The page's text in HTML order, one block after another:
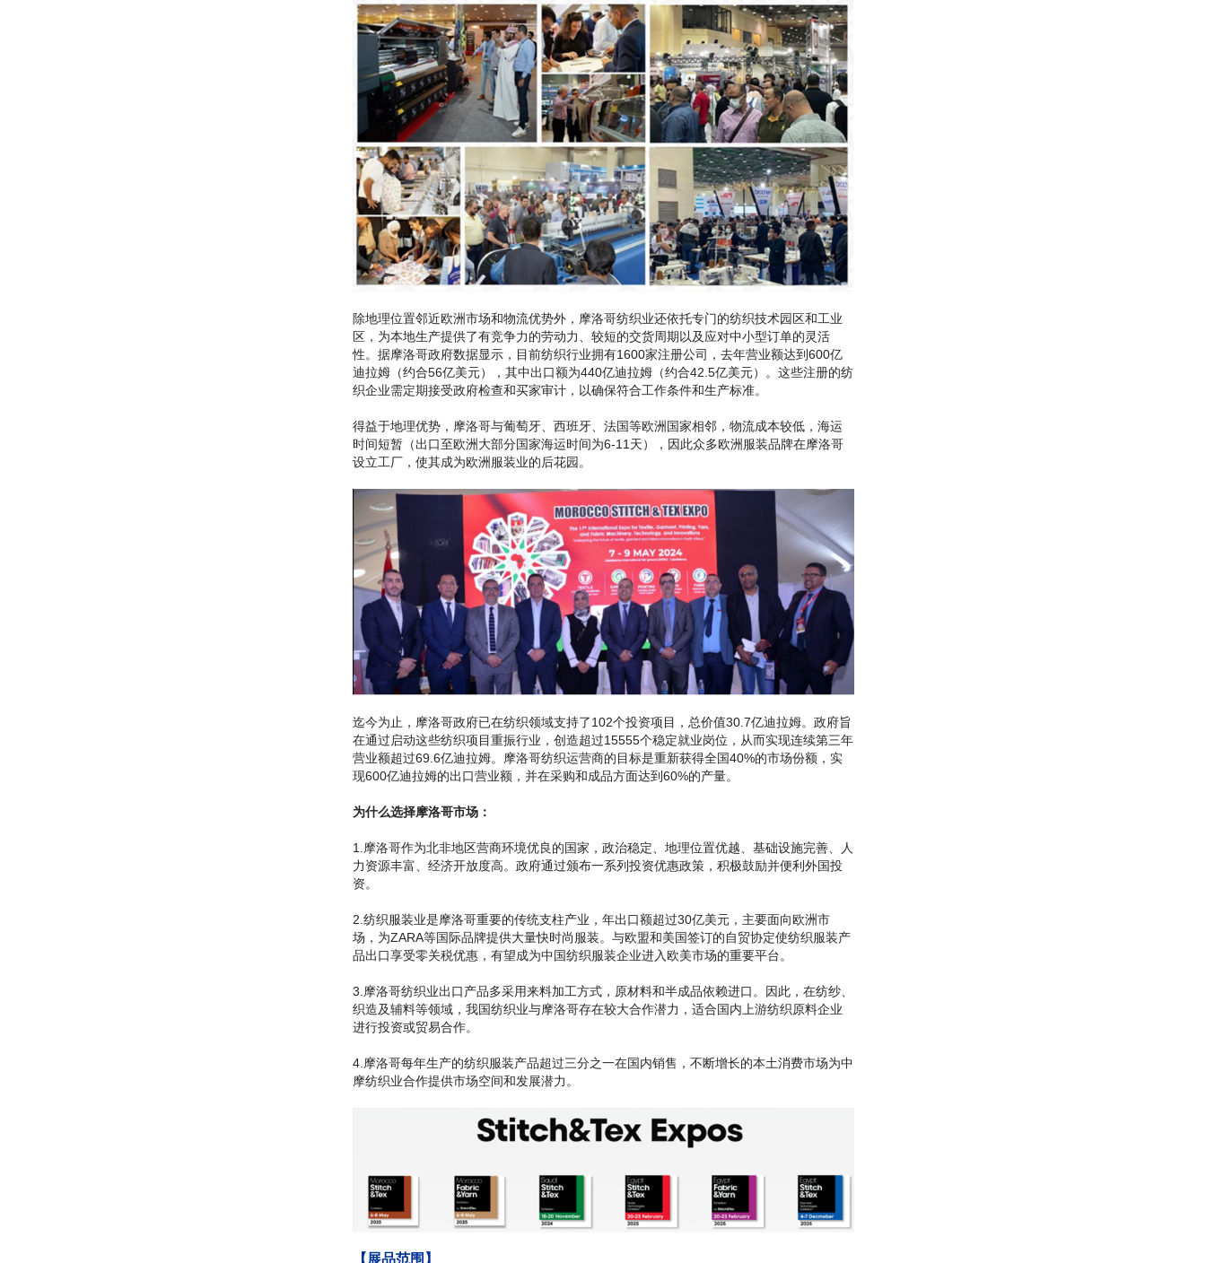
除地理位置邻近欧洲市场和物流优势外，摩洛哥纺织业还依托专门的纺织技术园区和工业
区，为本地生产提供了有竞争力的劳动力、较短的交货周期以及应对中小型订单的灵活
性。据摩洛哥政府数据显示，目前纺织行业拥有1600家注册公司，去年营业额达到600亿
迪拉姆（约合56亿美元），其中出口额为440亿迪拉姆（约合42.5亿美元）。这些注册的纺
织企业需定期接受政府检查和买家审计，以确保符合工作条件和生产标准。
得益于地理优势，摩洛哥与葡萄牙、西班牙、法国等欧洲国家相邻，物流成本较低，海运
时间短暂（出口至欧洲大部分国家海运时间为6-11天），因此众多欧洲服装品牌在摩洛哥
设立工厂，使其成为欧洲服装业的后花园。
迄今为止，摩洛哥政府已在纺织领域支持了102个投资项目，总价值30.7亿迪拉姆。政府旨
在通过启动这些纺织项目重振行业，创造超过15555个稳定就业岗位，从而实现连续第三年
营业额超过69.6亿迪拉姆。摩洛哥纺织运营商的目标是重新获得全国40%的市场份额，实
现600亿迪拉姆的出口营业额，并在采购和成品方面达到60%的产量。
为什么选择摩洛哥市场：
1.摩洛哥作为北非地区营商环境优良的国家，政治稳定、地理位置优越、基础设施完善、人
力资源丰富、经济开放度高。政府通过颁布一系列投资优惠政策，积极鼓励并便利外国投
资。
2.纺织服装业是摩洛哥重要的传统支柱产业，年出口额超过30亿美元，主要面向欧洲市
场，为ZARA等国际品牌提供大量快时尚服装。与欧盟和美国签订的自贸协定使纺织服装产
品出口享受零关税优惠，有望成为中国纺织服装企业进入欧美市场的重要平台。
3.摩洛哥纺织业出口产品多采用来料加工方式，原材料和半成品依赖进口。因此，在纺纱、
织造及辅料等领域，我国纺织业与摩洛哥存在较大合作潜力，适合国内上游纺织原料企业
进行投资或贸易合作。
4.摩洛哥每年生产的纺织服装产品超过三分之一在国内销售，不断增长的本土消费市场为中
摩纺织业合作提供市场空间和发展潜力。
【展品范围】